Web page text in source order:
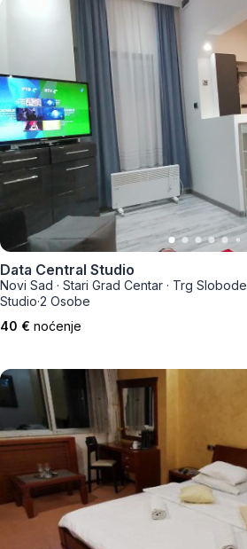
Data Central Studio
Novi Sad · Stari Grad Centar · Trg Slobode
Studio·2 Osobe
40 € noćenje